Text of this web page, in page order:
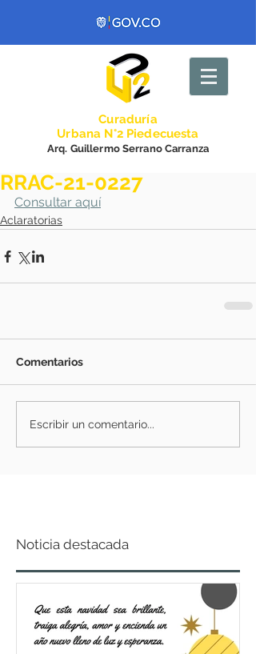
Curaduría
Urbana N°2 Piedecuesta
Arq. Guillermo Serrano Carranza
RRAC-21-0227
Consultar aquí
Aclaratorias
Comentarios
Escribir un comentario...
Noticia destacada